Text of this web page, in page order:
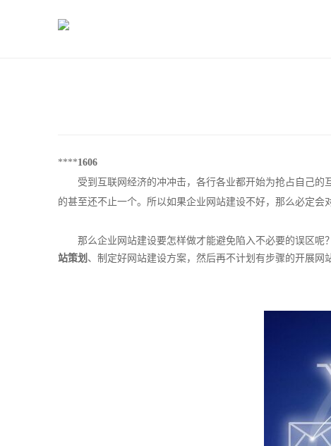
****1606
受到互联网经济的冲冲击，各行各业都开始为抢占自己的
的甚至还不止一个。所以如果企业网站建设不好，那么必定会
那么企业网站建设要怎样做才能避免陷入不必要的误区呢
站策划 、制定好网站建设方案，然后再不计划有步骤的开展网